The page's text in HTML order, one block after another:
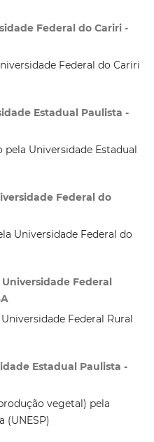
Federal do Cariri -
Federal do Cariri
Estadual Paulista -
Universidade Estadual
Federal do
Universidade Federal do
Federal
Federal Rural
Estadual Paulista -
vegetal) pela
(UNESP)